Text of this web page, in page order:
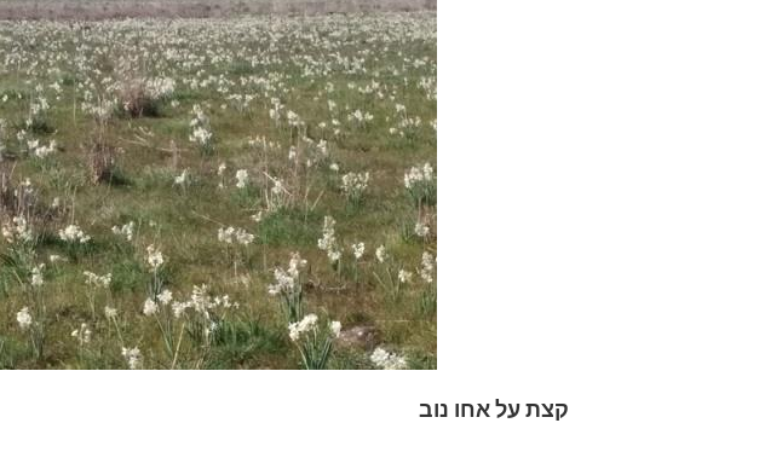
קצת על אחו נוב